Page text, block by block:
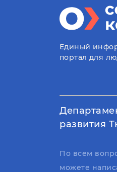
Единый
портал для
развития
По всем
можете